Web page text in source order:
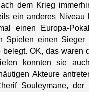
dem Krieg
ein anderes Niveau
einen Europa-
Spielen einen Sieger
OK, das waren
konnten sie
Akteure
Souleymane,